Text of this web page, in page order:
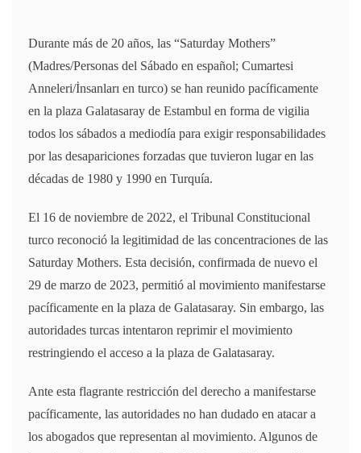
Durante más de 20 años, las “Saturday Mothers”
(Madres/Personas del Sábado en español; Cumartesi
Anneleri/İnsanları en turco) se han reunido pacíficamente
en la plaza Galatasaray de Estambul en forma de vigilia
todos los sábados a mediodía para exigir responsabilidades
por las desapariciones forzadas que tuvieron lugar en las
décadas de 1980 y 1990 en Turquía.
El 16 de noviembre de 2022, el Tribunal Constitucional
turco reconoció la legitimidad de las concentraciones de las
Saturday Mothers. Esta decisión, confirmada de nuevo el
29 de marzo de 2023, permitió al movimiento manifestarse
pacíficamente en la plaza de Galatasaray. Sin embargo, las
autoridades turcas intentaron reprimir el movimiento
restringiendo el acceso a la plaza de Galatasaray.
Ante esta flagrante restricción del derecho a manifestarse
pacíficamente, las autoridades no han dudado en atacar a
los abogados que representan al movimiento. Algunos de